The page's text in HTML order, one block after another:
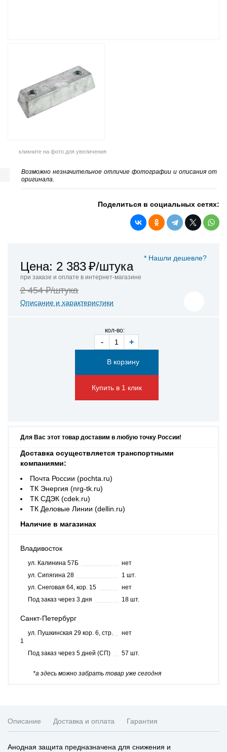
кликните на фото для увеличения
Возможно незначительное отличие фотографии и описания от
оригинала.
Поделиться в социальных сетях:
* Нашли дешевле?
Цена: 2 383₽/штука
при заказе и оплате в интернет-магазине
2 454 ₽/штука
Описание и характеристики
кол-во:
- +
Купить в 1 клик
Для Вас этот товар доставим в любую точку России!
Доставка осуществляется транспортными
компаниями:
Почта России (pochta.ru)
ТК Энергия (nrg-tk.ru)
ТК СДЭК (cdek.ru)
ТК Деловые Линии (dellin.ru)
Наличие в магазинах
Владивосток
ул. Калинина 57Б
нет
ул. Сипягина 28
1 шт.
ул. Снеговая 64, кор. 15
нет
Под заказ через 3 дня
18 шт.
Санкт-Петербург
ул. Пушкинская 29 кор. 6, стр.
1
нет
Под заказ через 5 дней (СП) 57 шт.
*а здесь можно забрать товар уже сегодня
Описание Доставка и оплата Гарантия
Анодная защита предназначена для снижения и